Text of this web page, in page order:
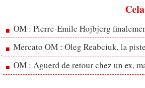
OM : Pierre-Emile Hojbjerg
Mercato OM : Oleg Reabciuk, la
OM : Aguerd de retour chez un ex,